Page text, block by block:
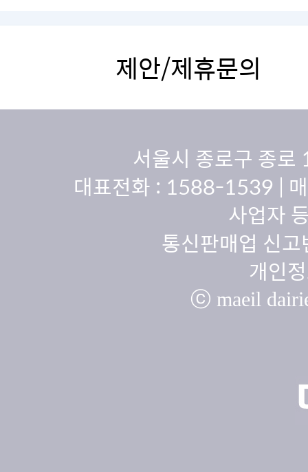
제안/제휴문의
서울시 종로구 종
대표전화 : 1588-1539 |
사업자
통신판매업 신
개인
ⓒ maeil